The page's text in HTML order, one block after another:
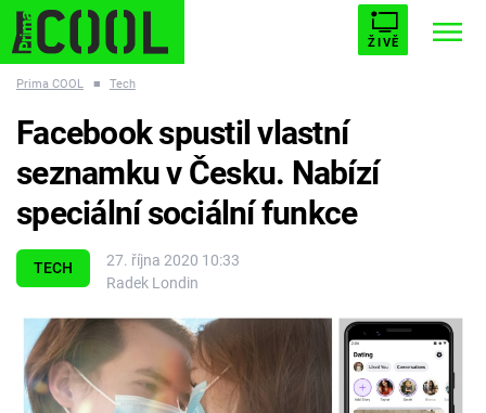
ŽIVĚ
ESCAPE PLNEJ KOTEL AVENGERS 5
Témata
Filmy
Seriály
Prima COOL ■ Tech
TECH
27. října 2020 10:33
Radek Londin
Facebook spustil vlastní
seznamku v Česku. Nabízí
speciální sociální funkce